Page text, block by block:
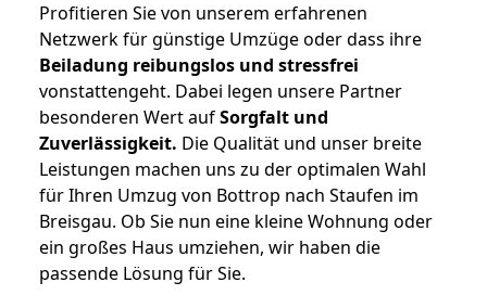
Profitieren Sie von unserem erfahrenen
Netzwerk für günstige Umzüge oder dass ihre
Beiladung reibungslos und stressfrei
vonstattengeht. Dabei legen unsere Partner
besonderen Wert aufSorgfalt und
Zuverlässigkeit. Die Qualität und unser breite
Leistungen machen uns zu der optimalen Wahl
für Ihren Umzug von Bottrop nach Staufen im
Breisgau. Ob Sie nun eine kleine Wohnung oder
ein großes Haus umziehen, wir haben die
passende Lösung für Sie.